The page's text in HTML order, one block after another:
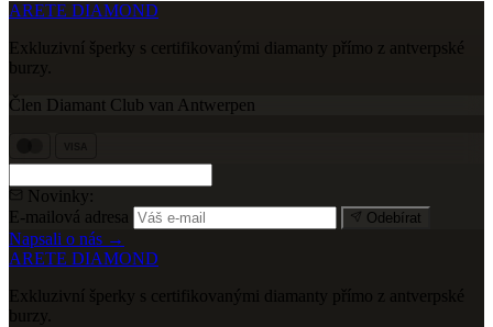
ARETE DIAMOND
Exkluzivní šperky s certifikovanými diamanty přímo z antverpské
burzy.
Člen Diamant Club van Antwerpen
Novinky:
E-mailová adresa
Odebírat
Napsali o nás →
ARETE DIAMOND
Exkluzivní šperky s certifikovanými diamanty přímo z antverpské
burzy.